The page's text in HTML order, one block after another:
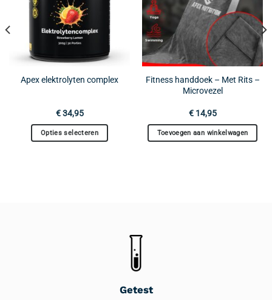
Apex elektrolyten complex
€34,95
Opties selecteren
Fitness handdoek – Met Rits –
Microvezel
€14,95
Toevoegen aan winkelwagen
Getest